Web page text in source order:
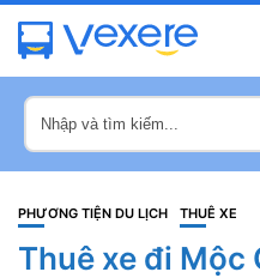
PHƯƠNG TIỆN DU LỊCH THUÊ XE
Thuê xe đi Mộc